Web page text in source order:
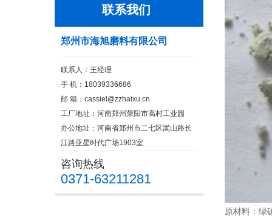
联系我们
郑州市海旭磨料有限公司
联系人：王经理
手 机：18039336686
邮 箱：cassiel@zzhaixu.cn
工厂地址：河南郑州荥阳市高村工业园
办公地址：河南省郑州市二七区嵩山路长
江路亚星时代广场1903室
咨询热线
0371-63211281
原材料：绿